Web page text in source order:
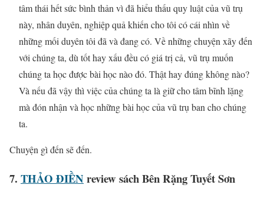
tâm thái hết sức bình thản vì đã hiểu thấu quy luật của vũ trụ
này, nhân duyên, nghiệp quả khiến cho tôi có cái nhìn về
những mối duyên tôi đã và đang có. Về những chuyện xãy đến
với chúng ta, dù tốt hay xấu đều có giá trị cả, vũ trụ muốn
chúng ta học được bài học nào đó. Thật hay đúng không nào?
Và nếu đã vậy thì việc của chúng ta là giữ cho tâm bĩnh lặng
mà đón nhận và học những bài học của vũ trụ ban cho chúng
ta.
Chuyện gì đến sẽ đến.
7. THẢO ĐIỀN review sách Bên Rặng Tuyết Sơn